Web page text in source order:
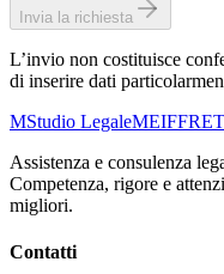
Invia la richiesta
L’invio non costituisce
di inserire dati
MStudio LegaleMEIFFRET
Assistenza e consulenza
Competenza, rigore e
migliori.
Contatti